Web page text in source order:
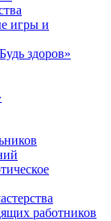
игры и
здоров»
работников